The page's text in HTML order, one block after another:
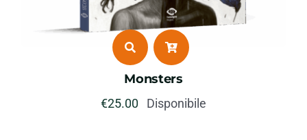
Monsters
€25.00 Disponibile